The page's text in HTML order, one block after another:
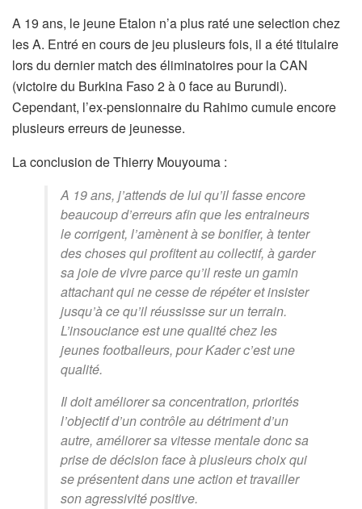
A 19 ans, le jeune Etalon n’a plus raté une selection chez
les A. Entré en cours de jeu plusieurs fois, il a été titulaire
lors du dernier match des éliminatoires pour la CAN
(victoire du Burkina Faso 2 à 0 face au Burundi).
Cependant, l’ex-pensionnaire du Rahimo cumule encore
plusieurs erreurs de jeunesse.
La conclusion de Thierry Mouyouma :
A 19 ans, j’attends de lui qu’il fasse encore
beaucoup d’erreurs afin que les entraineurs
le corrigent, l’amènent à se bonifier, à tenter
des choses qui profitent au collectif, à garder
sa joie de vivre parce qu’il reste un gamin
attachant qui ne cesse de répéter et insister
jusqu’à ce qu’il réussisse sur un terrain.
L’insouciance est une qualité chez les
jeunes footballeurs, pour Kader c’est une
qualité.
Il doit améliorer sa concentration, priorités
l’objectif d’un contrôle au détriment d’un
autre, améliorer sa vitesse mentale donc sa
prise de décision face à plusieurs choix qui
se présentent dans une action et travailler
son agressivité positive.